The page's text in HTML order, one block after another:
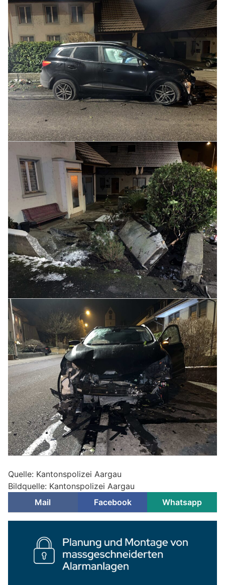
Quelle: Kantonspolizei Aargau
Bildquelle: Kantonspolizei Aargau
Mail
Facebook Whatsapp